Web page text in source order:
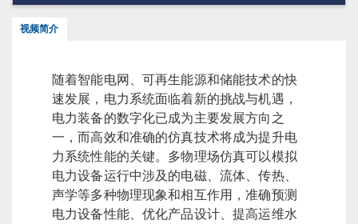
视频简介
随着智能电网、可再生能源和储能技术的快
速发展，电力系统面临着新的挑战与机遇，
电力装备的数字化已成为主要发展方向之
一，而高效和准确的仿真技术将成为提升电
力系统性能的关键。多物理场仿真可以模拟
电力设备运行中涉及的电磁、流体、传热、
声学等多种物理现象和相互作用，准确预测
电力设备性能、优化产品设计、提高运维水